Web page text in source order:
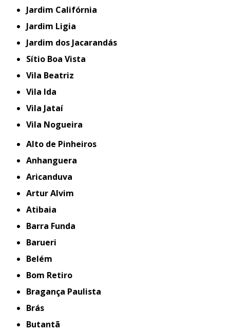
Jardim Califórnia
Jardim Ligia
Jardim dos Jacarandás
Sítio Boa Vista
Vila Beatriz
Vila Ida
Vila Jataí
Vila Nogueira
Alto de Pinheiros
Anhanguera
Aricanduva
Artur Alvim
Atibaia
Barra Funda
Barueri
Belém
Bom Retiro
Bragança Paulista
Brás
Butantã